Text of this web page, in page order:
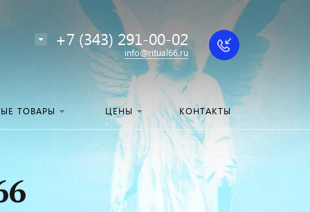
+7 (343) 291-00-02
info@ritual66.ru
ТОВАРЫ ЦЕНЫ КОНТАКТЫ